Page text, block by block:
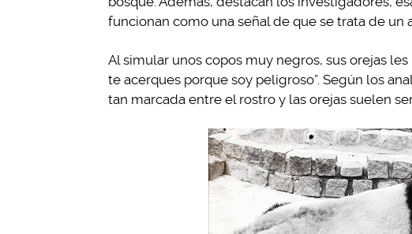
funcionan como una señal de que se trata de un
Al simular unos copos muy negros, sus orejas
te acerques porque soy peligroso”. Según los
tan marcada entre el rostro y las orejas suelen